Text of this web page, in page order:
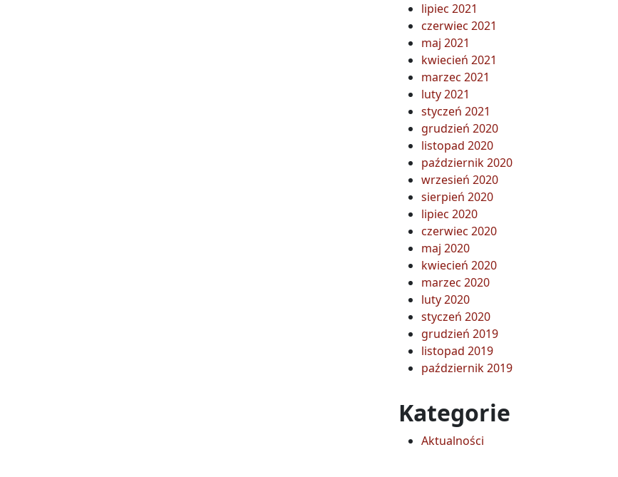
lipiec 2021
czerwiec 2021
maj 2021
kwiecień 2021
marzec 2021
luty 2021
styczeń 2021
grudzień 2020
listopad 2020
październik 2020
wrzesień 2020
sierpień 2020
lipiec 2020
czerwiec 2020
maj 2020
kwiecień 2020
marzec 2020
luty 2020
styczeń 2020
grudzień 2019
listopad 2019
październik 2019
Kategorie
Aktualności